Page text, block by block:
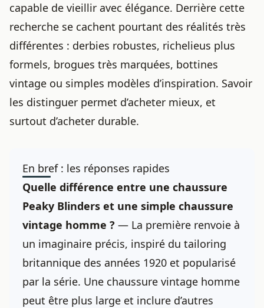
capable de vieillir avec élégance. Derrière cette
recherche se cachent pourtant des réalités très
différentes : derbies robustes, richelieus plus
formels, brogues très marquées, bottines
vintage ou simples modèles d’inspiration. Savoir
les distinguer permet d’acheter mieux, et
surtout d’acheter durable.
En bref : les réponses rapides
Quelle différence entre une chaussure
Peaky Blinders et une simple chaussure
vintage homme ? — La première renvoie à
un imaginaire précis, inspiré du tailoring
britannique des années 1920 et popularisé
par la série. Une chaussure vintage homme
peut être plus large et inclure d’autres